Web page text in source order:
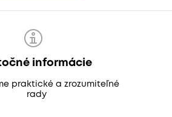
informácie
praktické a zrozumiteľné
rady